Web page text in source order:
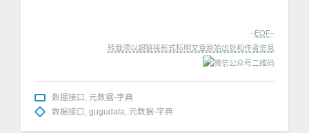
–EOF–
转载须以超链接形式标明文章原始出处和作者信息
数据接口 元数据-字典
数据接口 gugudata 元数据-字典